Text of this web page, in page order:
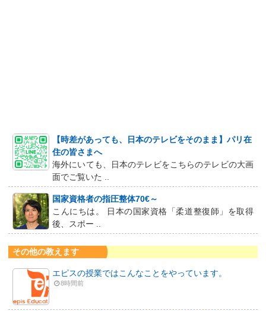
【時差があっても、日本のテレビをそのまま】パリ在
住の皆さまへ
海外にいても、日本のテレビをこちらのテレビの大画
面でご覧いた ..
国家資格者の指圧整体70€～
こんにちは。 日本の国家資格「柔道整復師」を取得
後、スポー ..
その他の教えます
エピスの授業ではこんなことをやっています。
8時間前